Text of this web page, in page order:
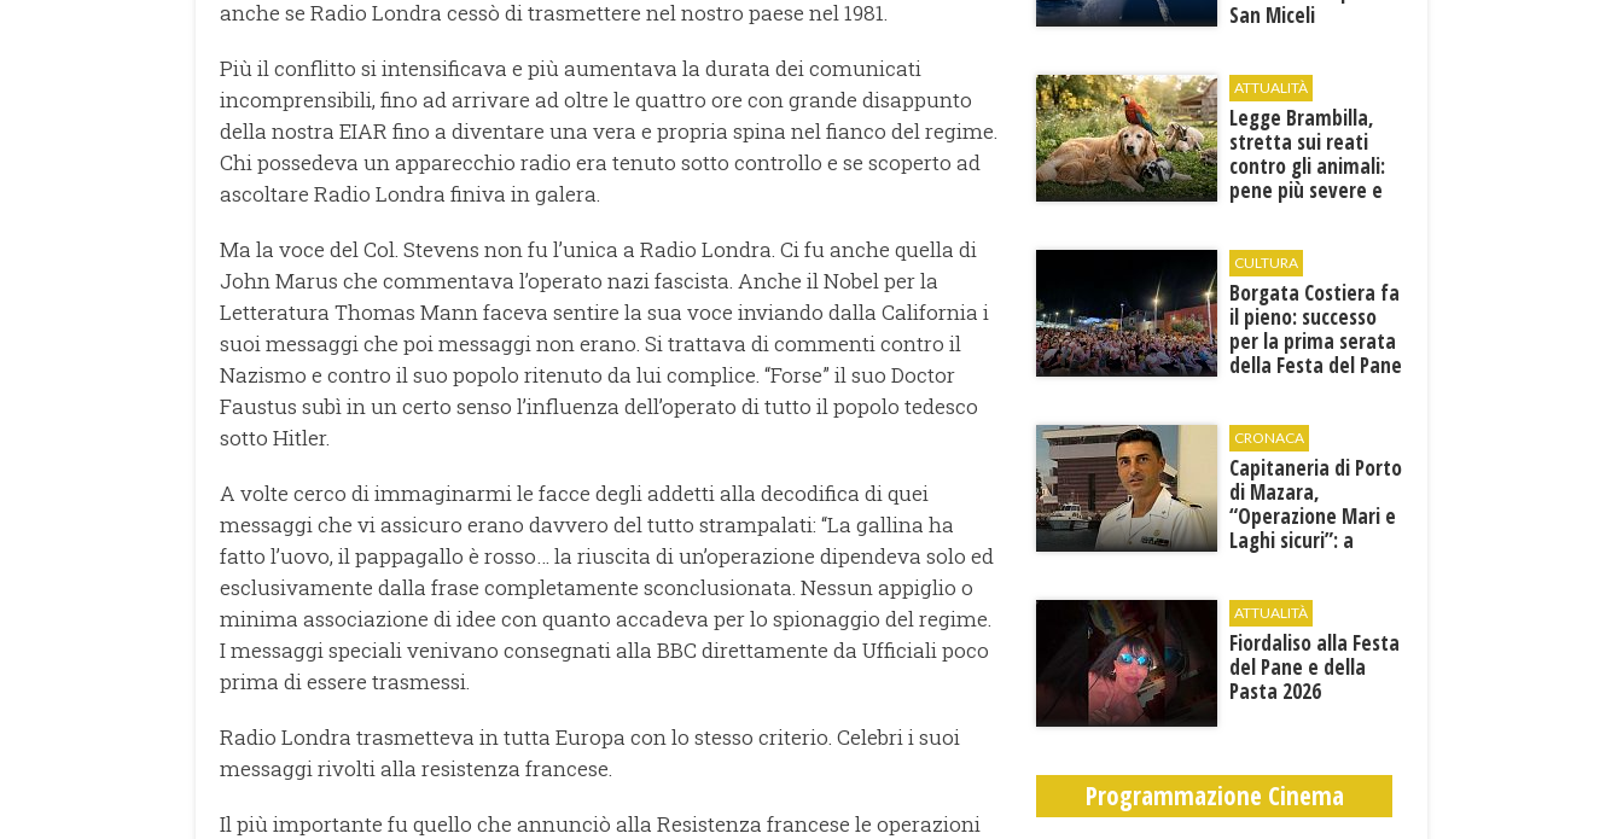
anche se Radio Londra cessò di trasmettere nel nostro paese nel 1981.
Più il conflitto si intensificava e più aumentava la durata dei comunicati
incomprensibili, fino ad arrivare ad oltre le quattro ore con grande disappunto
della nostra EIAR fino a diventare una vera e propria spina nel fianco del regime.
Chi possedeva un apparecchio radio era tenuto sotto controllo e se scoperto ad
ascoltare Radio Londra finiva in galera.
Ma la voce del Col. Stevens non fu l’unica a Radio Londra. Ci fu anche quella di
John Marus che commentava l’operato nazi fascista. Anche il Nobel per la
Letteratura Thomas Mann faceva sentire la sua voce inviando dalla California i
suoi messaggi che poi messaggi non erano. Si trattava di commenti contro il
Nazismo e contro il suo popolo ritenuto da lui complice. “Forse” il suo Doctor
Faustus subì in un certo senso l’influenza dell’operato di tutto il popolo tedesco
sotto Hitler.
A volte cerco di immaginarmi le facce degli addetti alla decodifica di quei
messaggi che vi assicuro erano davvero del tutto strampalati: “La gallina ha
fatto l’uovo, il pappagallo è rosso… la riuscita di un’operazione dipendeva solo ed
esclusivamente dalla frase completamente sconclusionata. Nessun appiglio o
minima associazione di idee con quanto accadeva per lo spionaggio del regime.
I messaggi speciali venivano consegnati alla BBC direttamente da Ufficiali poco
prima di essere trasmessi.
Radio Londra trasmetteva in tutta Europa con lo stesso criterio. Celebri i suoi
messaggi rivolti alla resistenza francese.
Il più importante fu quello che annunciò alla Resistenza francese le operazioni
San Miceli
ATTUALITÀ
Legge Brambilla,
stretta sui reati
contro gli animali:
pene più severe e
CULTURA
​Borgata Costiera fa
il pieno: successo
per la prima serata
della Festa del Pane
CRONACA
Capitaneria di Porto
di Mazara,
“Operazione Mari e
Laghi sicuri”: a
terra
ATTUALITÀ
Fiordaliso alla Festa
del Pane e della
Pasta 2026
Programmazione Cinema